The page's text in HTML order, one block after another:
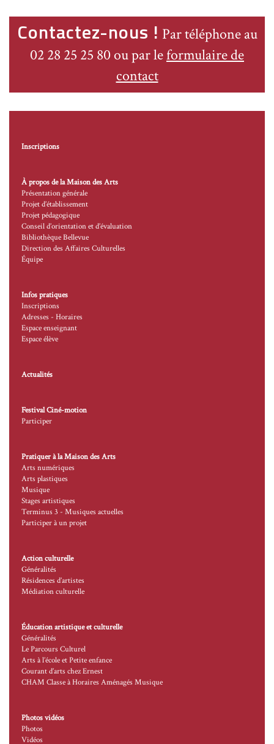
Contactez-nous ! Par téléphone au
02 28 25 25 80 ou par leformulaire de
contact
Inscriptions
À propos de la Maison des Arts
Présentation générale
Projet d’établissement
Projet pédagogique
Conseil d’orientation et d’évaluation
Bibliothèque Bellevue
Direction des Affaires Culturelles
Équipe
Infos pratiques
Inscriptions
Adresses - Horaires
Espace enseignant
Espace élève
Actualités
Festival Ciné-motion
Participer
Pratiquer à la Maison des Arts
Arts numériques
Arts plastiques
Musique
Stages artistiques
Terminus 3 - Musiques actuelles
Participer à un projet
Action culturelle
Généralités
Résidences d’artistes
Médiation culturelle
Éducation artistique et culturelle
Généralités
Le Parcours Culturel
Arts à l’école et Petite enfance
Courant d’arts chez Ernest
CHAM Classe à Horaires Aménagés Musique
Photos vidéos
Photos
Vidéos